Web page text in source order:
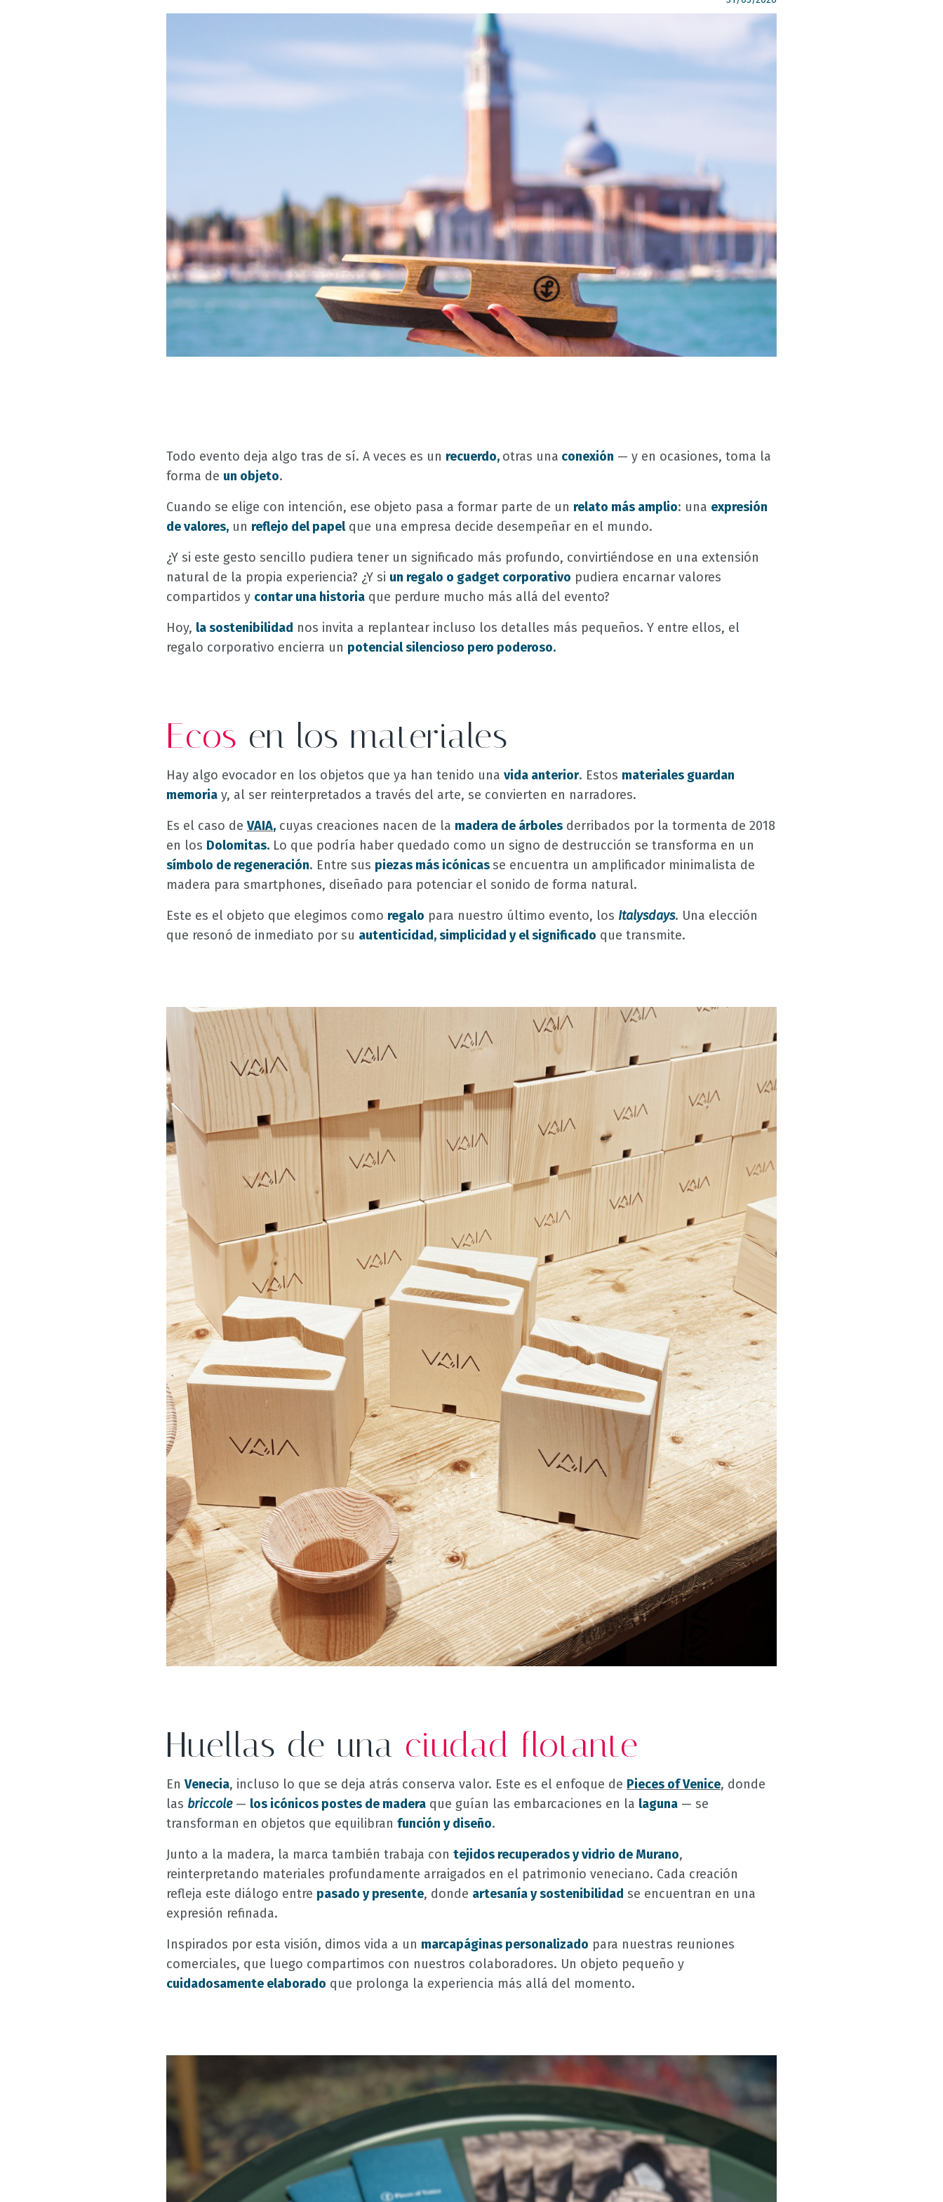
Todo evento deja algo tras de sí. A veces es un recuerdo, otras una conexión — y en ocasiones, toma la
forma de un objeto.
Cuando se elige con intención, ese objeto pasa a formar parte de un relato más amplio: una expresión
de valores, un reflejo del papelque una empresa decide desempeñar en el mundo.
¿Y si este gesto sencillo pudiera tener un significado más profundo, convirtiéndose en una extensión
natural de la propia experiencia? ¿Y si un regalo o gadget corporativo pudiera encarnar valores
compartidos y contar una historia que perdure mucho más allá del evento?
Hoy, la sostenibilidad nos invita a replantear incluso los detalles más pequeños. Y entre ellos, el
regalo corporativo encierra un potencial silencioso pero poderoso.
Ecos en los materiales
Hay algo evocador en los objetos que ya han tenido una vida anterior. Estos materiales guardan
memoria y, al ser reinterpretados a través del arte, se convierten en narradores.
Es el caso deVAIA, cuyas creaciones nacen de la madera de árboles derribados por la tormenta de 2018
en los Dolomitas. Lo que podría haber quedado como un signo de destrucción se transforma en un
símbolo de regeneración. Entre sus piezas más icónicasse encuentra un amplificador minimalista de
madera para smartphones, diseñado para potenciar el sonido de forma natural.
Este es el objeto que elegimos como regalo para nuestro último evento, los Italysdays. Una elección
que resonó de inmediato por su autenticidad, simplicidad y el significado que transmite.
Huellas de una ciudad flotante
EnVenecia, incluso lo que se deja atrás conserva valor. Este es el enfoque de Pieces of Venice, donde
las briccole— los icónicos postes de madera que guían las embarcaciones en la laguna — se
transforman en objetos que equilibran función y diseño.
Junto a la madera, la marca también trabaja con tejidos recuperados y vidrio de Murano,
reinterpretando materiales profundamente arraigados en el patrimonio veneciano. Cada creación
refleja este diálogo entre pasado y presente, donde artesanía y sostenibilidad se encuentran en una
expresión refinada.
Inspirados por esta visión, dimos vida a un marcapáginas personalizado para nuestras reuniones
comerciales, que luego compartimos con nuestros colaboradores. Un objeto pequeño y
cuidadosamente elaborado que prolonga la experiencia más allá del momento.